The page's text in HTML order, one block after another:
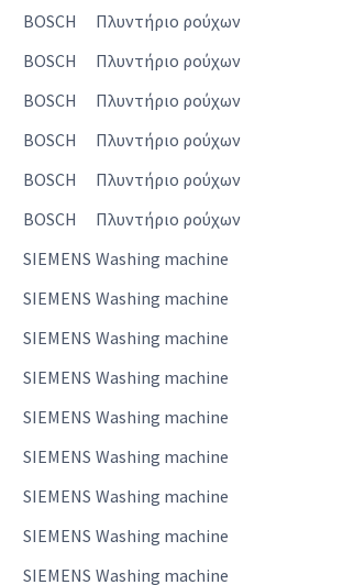
BOSCH Πλυντήριο ρούχων
BOSCH Πλυντήριο ρούχων
BOSCH Πλυντήριο ρούχων
BOSCH Πλυντήριο ρούχων
BOSCH Πλυντήριο ρούχων
BOSCH Πλυντήριο ρούχων
SIEMENS Washing machine
SIEMENS Washing machine
SIEMENS Washing machine
SIEMENS Washing machine
SIEMENS Washing machine
SIEMENS Washing machine
SIEMENS Washing machine
SIEMENS Washing machine
SIEMENS Washing machine